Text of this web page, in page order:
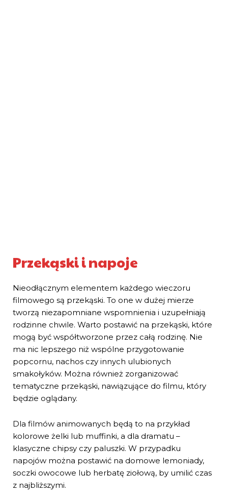
Przekąski i napoje
Nieodłącznym elementem każdego wieczoru
filmowego są przekąski. To one w dużej mierze
tworzą niezapomniane wspomnienia i uzupełniają
rodzinne chwile. Warto postawić na przekąski, które
mogą być współtworzone przez całą rodzinę. Nie
ma nic lepszego niż wspólne przygotowanie
popcornu, nachos czy innych ulubionych
smakołyków. Można również zorganizować
tematyczne przekąski, nawiązujące do filmu, który
będzie oglądany.
Dla filmów animowanych będą to na przykład
kolorowe żelki lub muffinki, a dla dramatu –
klasyczne chipsy czy paluszki. W przypadku
napojów można postawić na domowe lemoniady,
soczki owocowe lub herbatę ziołową, by umilić czas
z najbliższymi.